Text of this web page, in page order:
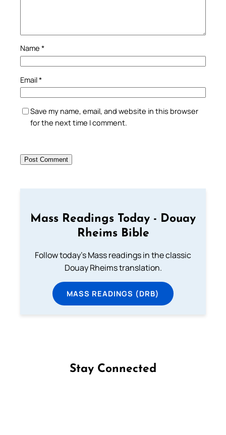
Name *
Email*
Save my name, email, and website in this browser
for the next time I comment.
Mass Readings Today - Douay
Rheims Bible
Follow today's Mass readings in the classic
Douay Rheims translation.
MASS READINGS (DRB)
Stay Connected